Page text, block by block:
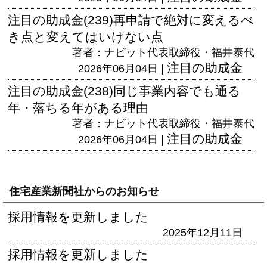
注目の助成金(239)再申請で絶対に変えるべ
き点と変えてはいけない点
著者：ナビット代表取締役・福井泰代
2026年06月04日 | 注目の助成金
注目の助成金(238)同じ事業内容でも通る
年・落ちる年がある理由
著者：ナビット代表取締役・福井泰代
2026年06月04日 | 注目の助成金
住宅産業新聞社からのお知らせ
採用情報を更新しました
2025年12月11日
採用情報を更新しました